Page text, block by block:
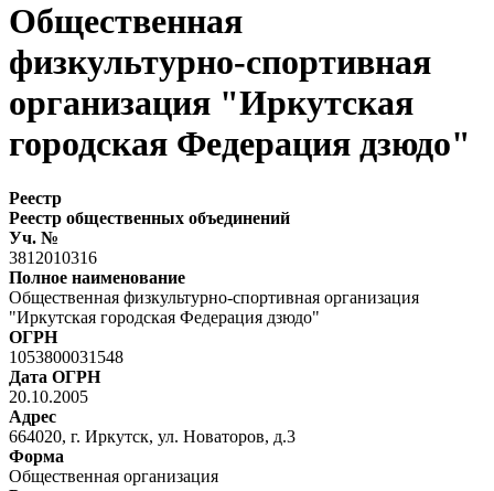
Общественная
физкультурно-спортивная
организация "Иркутская
городская Федерация дзюдо"
Реестр
Реестр общественных объединений
Уч. №
3812010316
Полное наименование
Общественная физкультурно-спортивная организация
"Иркутская городская Федерация дзюдо"
ОГРН
1053800031548
Дата ОГРН
20.10.2005
Адрес
664020, г. Иркутск, ул. Новаторов, д.3
Форма
Общественная организация